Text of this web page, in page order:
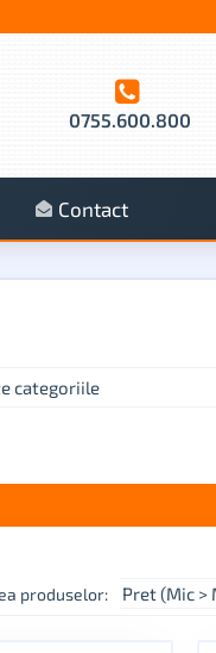
0755.600.800
Contact
produselor: